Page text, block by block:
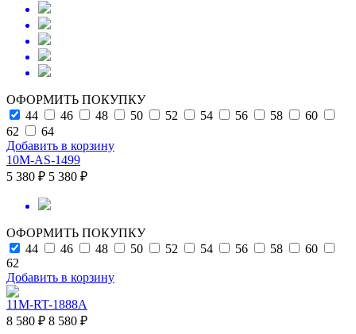
ОФОРМИТЬ ПОКУПКУ
44
46 48 50 52 54 56 58
60
62
64
Добавить в корзину
10M-AS-1499
5 380 ₽ 5 380 ₽
ОФОРМИТЬ ПОКУПКУ
44
46 48 50 52 54 56 58
60
62
Добавить в корзину
11M-RT-1888A
8 580 ₽ 8 580 ₽